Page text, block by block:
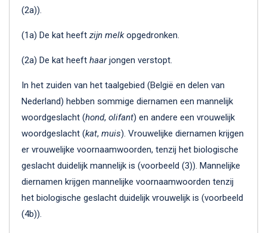
(2a)).
(1a) De kat heeft zijn melkopgedronken.
(2a) De kat heeft haarjongen verstopt.
In het zuiden van het taalgebied (België en delen van
Nederland) hebben sommige diernamen een mannelijk
woordgeslacht (hond, olifant) en andere een vrouwelijk
woordgeslacht (kat, muis). Vrouwelijke diernamen krijgen
er vrouwelijke voornaamwoorden, tenzij het biologische
geslacht duidelijk mannelijk is (voorbeeld (3)). Mannelijke
diernamen krijgen mannelijke voornaamwoorden tenzij
het biologische geslacht duidelijk vrouwelijk is (voorbeeld
(4b)).